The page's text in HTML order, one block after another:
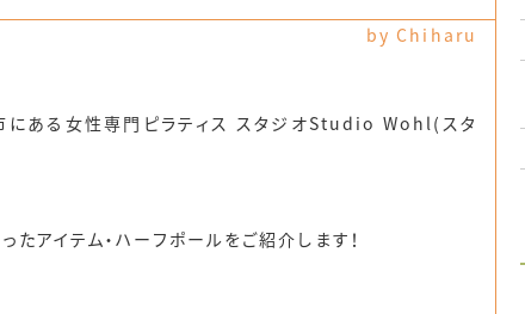
by Chiharu
にある女性専門ピラティス スタジオStudio Wohl(スタ
たアイテム・ハーフポールをご紹介します！